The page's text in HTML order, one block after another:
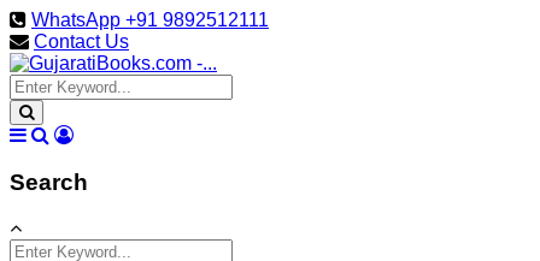
WhatsApp +91 9892512111
Contact Us
Search